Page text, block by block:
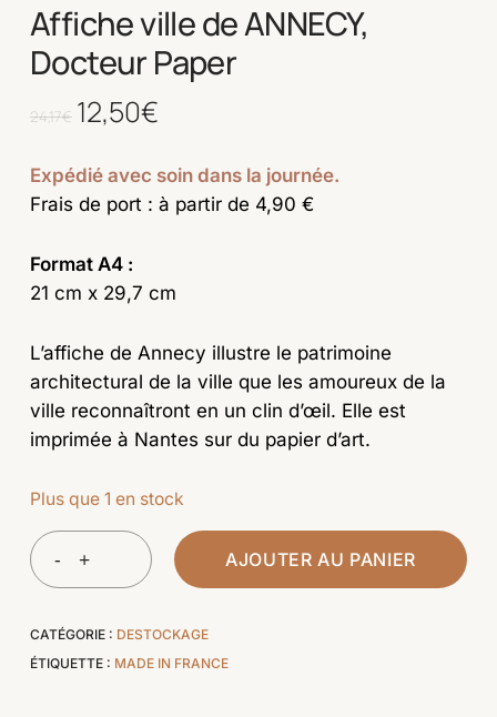
Affiche ville de ANNECY,
Docteur Paper
24,17€ Le
initial
était :
12,50€Le
actuel
est :
Expédié avec soin dans la journée.
Frais de port : à partir de 4,90 €
Format A4 :
21 cm x 29,7 cm
L’affiche de Annecy illustre le patrimoine
architectural de la ville que les amoureux de la
ville reconnaîtront en un clin d’œil. Elle est
imprimée à Nantes sur du papier d’art.
Plus que 1 en stock
AJOUTER AU PANIER
CATÉGORIE : DESTOCKAGE
ÉTIQUETTE : MADE IN FRANCE